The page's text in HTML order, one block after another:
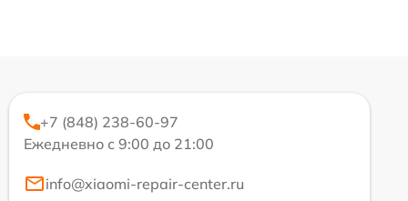
+7 (848) 238-60-97
Ежедневно с 9:00 до 21:00
info@xiaomi-repair-center.ru